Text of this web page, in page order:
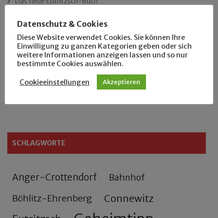
Der Leipziger Schmiedetag von 1904
Rennfahrer in Schönefeld und Zschocher
Zu Fuß durch Anger-Crottendorf
SCHLAGWORTE
Anger-Crottendorf Bahnhof
Böhlitz-Ehrenberg Connewitz
Datenschutz & Cookies
Diese Website verwendet Cookies. Sie können Ihre
Einwilligung zu ganzen Kategorien geben oder sich
weitere Informationen anzeigen lassen und so nur
bestimmte Cookies auswählen.
Cookieeinstellungen Akzeptieren